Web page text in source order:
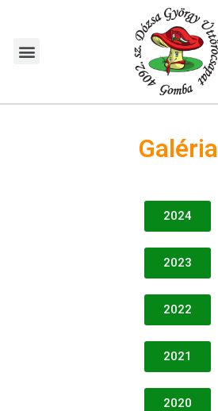
Galéria
2024
2023
2022
2021
2020